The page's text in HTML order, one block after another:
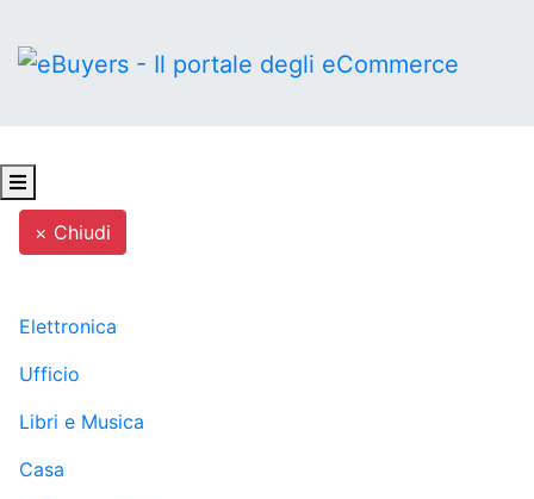
× Chiudi
Elettronica
Ufficio
Libri e Musica
Casa